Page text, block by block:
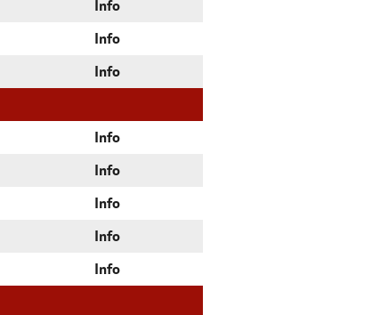
Info
Info
Info
Info
Info
Info
Info
Info